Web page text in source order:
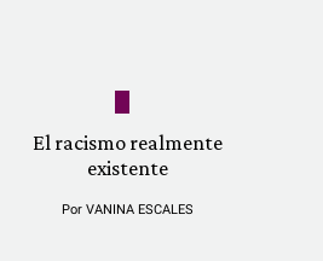
El racismo realmente
existente
PorVANINA ESCALES